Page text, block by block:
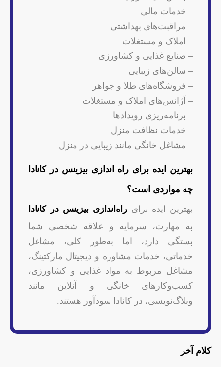
– خدمات مالی
– مراقبت‌های بهداشتی
– املاک و مستغلات
– صنایع غذایی و کشاورزی
– سالن‌های زیبایی
– فروشگاه‌های طلا و جواهر
– آژانس‌های املاک و مستغلات
– برنامه‌ریزی رویدادها
– خدمات نظافت منزل
– مشاغل خانگی مانند زیبایی در منزل
بهترین ایده برای راه اندازی بیزینس در کانادا
چه مواردی است؟
بهترین ایده برای راه‌اندازی بیزینس در کانادا
به مهارت، سرمایه و علاقه شخصی شما
بستگی دارد، اما به‌طور کلی، مشاغل
خدماتی، خدمات مشاوره و دیجیتال مارکتینگ،
مشاغل مربوط به مواد غذایی و کشاورزی،
کسب‌وکارهای خانگی و آنلاین مانند
وبلاگ‌نویسی، در کانادا سودآور هستند.
کلام آخر